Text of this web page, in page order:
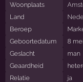
Woonplaats
Land
Beroep
Geboortedatum
8
Geslacht
man
Geaardheid
Relatie
ja